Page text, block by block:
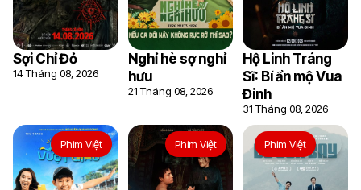
Sợi Chỉ Đỏ
14 Tháng 08, 2026
Nghỉ hè sợ nghỉ
hưu
21 Tháng 08, 2026
Hộ Linh Tráng
Sĩ: Bí ẩn mộ Vua
Đinh
31 Tháng 08, 2026
Phim Việt Phim Việt Phim Việt